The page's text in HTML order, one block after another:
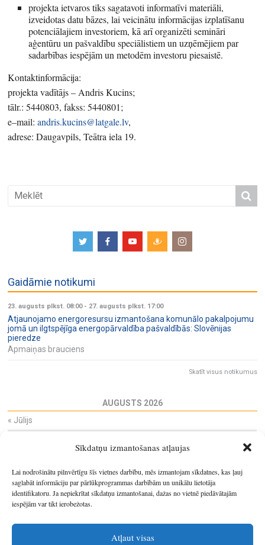
Sīkdatņu izmantošanas atļaujas
Lai nodrošinātu pilnvērtīgu šīs vietnes darbību, mēs izmantojam sīkdatnes, kas ļauj
saglabāt informāciju par pārlūkprogrammas darbībām un unikālu lietotāja
identifikatoru. Ja nepiekrītat sīkdatņu izmantošanai, dažas no vietnē piedāvātajām
iespējām var tikt ierobežotas.
Atļaut visas
projekta ietvaros tiks sagatavoti informatīvi materiāli,
izveidotas datu bāzes, lai veicinātu informācijas izplatīšanu
potenciālajiem investoriem, kā arī organizēti semināri
aģentūru un pašvaldību speciālistiem un uzņēmējiem par
sadarbības iespējām un metodēm investoru piesaistē.
Kontaktinformācija:
projekta vadītājs – Andris Kucins;
tālr.: 5440803, fakss: 5440801;
e–mail:andris.kucins@latgale.lv,
adrese: Daugavpils, Teātra iela 19.
Gaidāmie notikumi
23. augusts plkst. 08:00- 27. augusts plkst. 17:00
Atjaunojamo energoresursu izmantošana komunālo pakalpojumu
jomā un ilgtspējīga energopārvaldība pašvaldībās: Slovēnijas
pieredze
Apmaiņas brauciens
Skatīt visus notikumus
AUGUSTS 2026
« Jūlijs
29 30 31 1
12 14 15
17
18 19 20 21 22
23
24
25 26
31
1 2 3 4 5 6